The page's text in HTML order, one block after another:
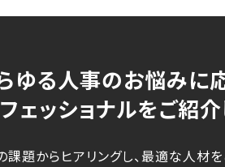
ゆる人事のお悩みに
ェッショナルをご紹介
題からヒアリングし、最適な人材を